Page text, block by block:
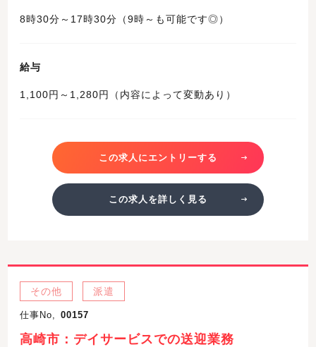
8時30分～17時30分（9時～も可能です◎）
給与
1,100円～1,280円（内容によって変動あり）
この求人にエントリーする
この求人を詳しく見る
その他 派遣
仕事No, 00157
高崎市：デイサービスでの送迎業務